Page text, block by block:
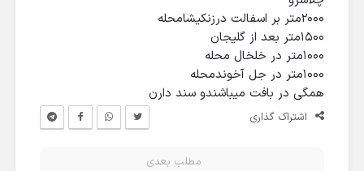
۲۰۰۰متر بر اسفالت درزنکیشامحله
۱۵۰۰متر بعد از گلیجان
۱۰۰۰متر در خلخال محله
۱۰۰۰متر در جل آخوندمحله
همگی در بافت میباشندو سند دارن
اشتراک گذاری
مطلب بعدی